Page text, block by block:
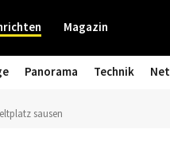
Magazin
Panorama Technik
sausen